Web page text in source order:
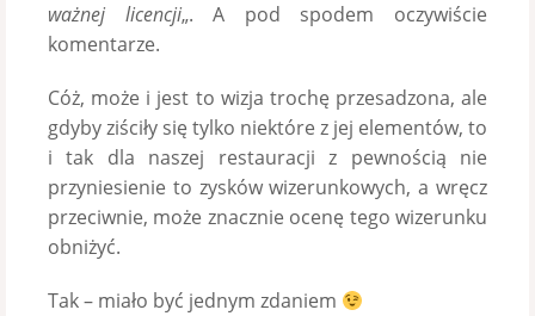
ważnej licencji„. A pod spodem oczywiście
komentarze.
Cóż, może i jest to wizja trochę przesadzona, ale
gdyby ziściły się tylko niektóre z jej elementów, to
i tak dla naszej restauracji z pewnością nie
przyniesienie to zysków wizerunkowych, a wręcz
przeciwnie, może znacznie ocenę tego wizerunku
obniżyć.
Tak – miało być jednym zdaniem